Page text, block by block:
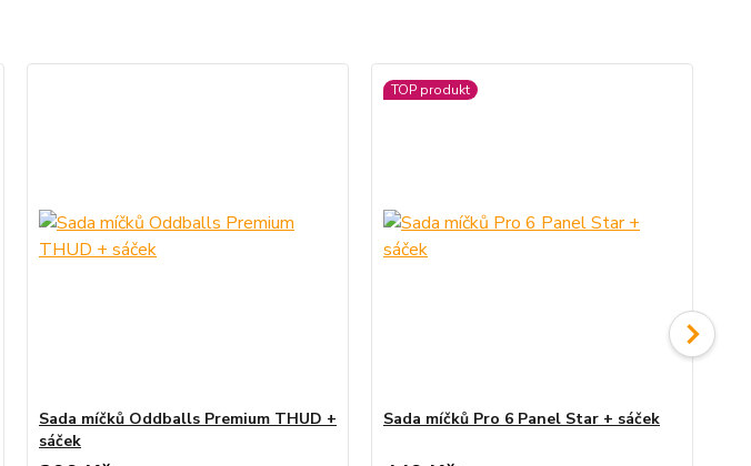
Sada míčků Oddballs Premium THUD +
sáček
TOP produkt
Sada míčků Pro 6 Panel Star + sáček